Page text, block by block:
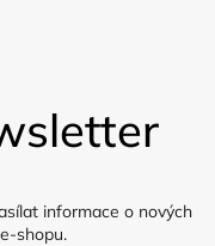
informace o nových
shopu.